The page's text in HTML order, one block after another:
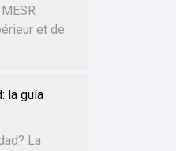
et de
la guía
La